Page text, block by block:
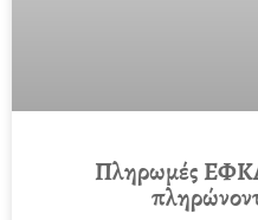
Πληρωμές